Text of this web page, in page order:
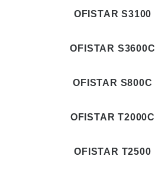
OFISTAR S3100
OFISTAR S3600C
OFISTAR S800C
OFISTAR T2000C
OFISTAR T2500